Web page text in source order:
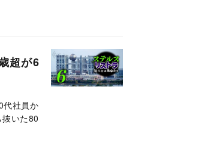
超が6
代社員か
いた80